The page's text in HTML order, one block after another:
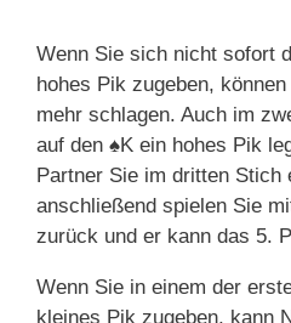
Wenn Sie sich nicht sofort
hohes Pik zugeben,
mehr schlagen. Auch im
auf den ♠K ein hohes Pik
Partner Sie im dritten Stich
anschließend spielen Sie
zurück und er kann das 5.
Wenn Sie in einem der
kleines Pik zugeben, kann